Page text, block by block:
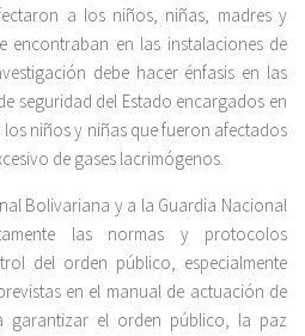
a los niños, niñas, madres y
encontraban en las instalaciones de
debe hacer énfasis en las
seguridad del Estado encargados en
niños y niñas que fueron afectados
de gases lacrimógenos.
Bolivariana y a la Guardia Nacional
las normas y protocolos
del orden público, especialmente
en el manual de actuación de
garantizar el orden público, la paz